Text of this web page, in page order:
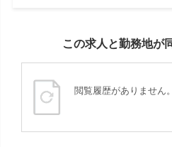
この求人と勤務地が
閲覧履歴がありません